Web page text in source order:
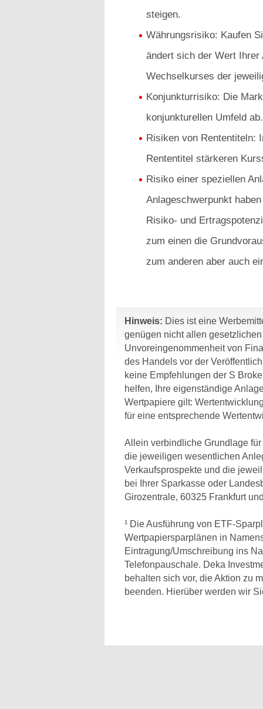
steigen.
Währungsrisiko: Kaufen
ändert sich der Wert
Wechselkurses der
Konjunkturrisiko: Die
konjunkturellen Umfeld ab.
Risiken von Rententiteln:
Rententitel stärkeren
Risiko einer speziellen
Anlageschwerpunkt
Risiko- und
zum einen die
zum anderen aber auch
Hinweis: Dies ist eine
genügen nicht allen
Unvoreingenommenheit von
des Handels vor der
keine Empfehlungen der S
helfen, Ihre eigenständige
Wertpapiere gilt:
für eine entsprechende
Allein verbindliche Grundlage
die jeweiligen wesentlichen
Verkaufsprospekte und die
bei Ihrer Sparkasse oder
Girozentrale, 60325 Frankfurt
¹ Die Ausführung von ETF-
Wertpapiersparplänen in
Eintragung/Umschreibung ins
Telefonpauschale. Deka
behalten sich vor, die Aktion zu
beenden. Hierüber werden wir